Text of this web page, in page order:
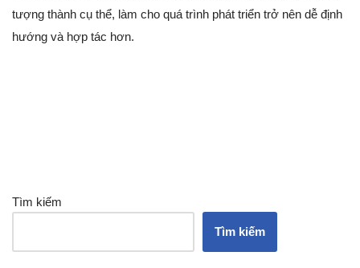
tượng thành cụ thể, làm cho quá trình phát triển trở nên dễ định
hướng và hợp tác hơn.
Tìm kiếm
Tìm kiếm